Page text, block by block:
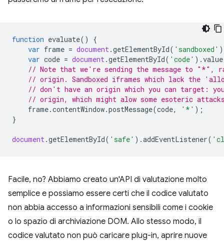
function evaluate()
{
var frame = document.getElementById( 'sandboxed'
var code = document.getElementById( 'code' ).value
// Note that we're sending the message to "*",
// origin. Sandboxed iframes which lack the
// don't have an origin which you can target:
// origin, which might alow some esoteric
frame.contentWindow.postMessage(code, '*' );
}
document.getElementById( 'safe' ).addEventListener(
Facile, no? Abbiamo creato un'API di valutazione molto
semplice e possiamo essere certi che il codice valutato
non abbia accesso a informazioni sensibili come i cookie
o lo spazio di archiviazione DOM. Allo stesso modo, il
codice valutato non può caricare plug-in, aprire nuove